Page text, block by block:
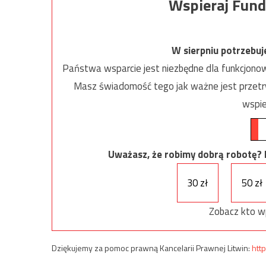
Wspieraj
W sierpniu
Państwa wsparcie jest niezbędne dla
Masz świadomość tego jak ważne jest
Uważasz, że robimy dobrą
30 zł
50 zł
Zobacz kto
Dziękujemy za pomoc prawną Kancelarii Prawnej Litwin: